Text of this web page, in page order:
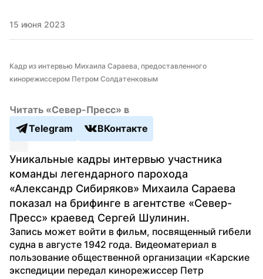
15 июня 2023
Кадр из интервью Михаила Сараева, предоставленного
кинорежиссером Петром Солдатенковым
Читать «Север-Пресс» в
Telegram
ВКонтакте
Уникальные кадры интервью участника
команды легендарного парохода
«Александр Сибиряков» Михаила Сараева
показал на брифинге в агентстве «Север-
Пресс» краевед Сергей Шулинин.
Запись может войти в фильм, посвященный гибели
судна в августе 1942 года. Видеоматериал в
пользование общественной организации «Карские
экспедиции передал кинорежиссер Петр